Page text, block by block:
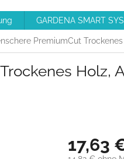
GARDENA SMART
PremiumCut
Holz,
17,63